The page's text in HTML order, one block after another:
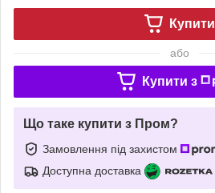
Купити
або
Купити з
Що таке купити з Пром?
Замовлення під захистом
Доступна доставка